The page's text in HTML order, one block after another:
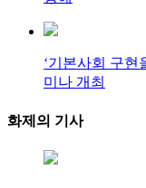
‘기본사회 구현
미나 개최
화제의 기사